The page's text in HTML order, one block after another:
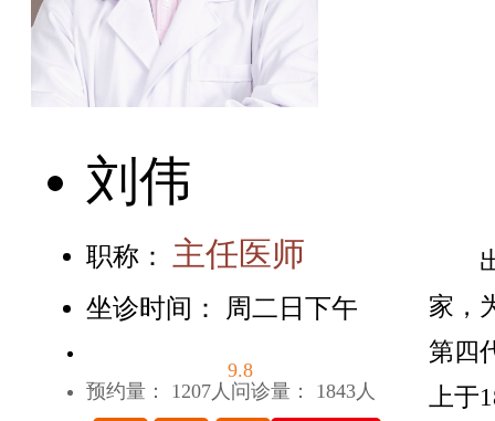
刘伟
职称： 主任医师
坐诊时间： 周二日下午
9.8
预约量： 1207人 问诊量： 1843人
出
家，
第四
上于